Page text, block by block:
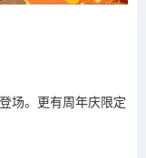
场。更有周年庆限定